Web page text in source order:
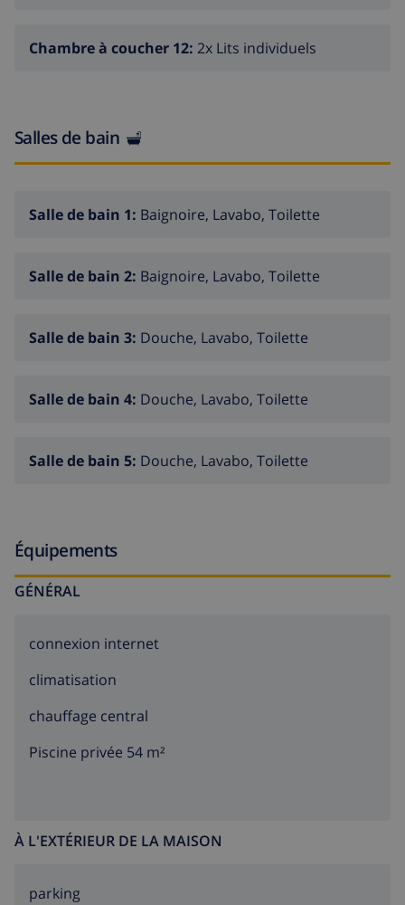
Chambre à coucher 12: 2x Lits individuels
Salles de bain
Salle de bain 1: Baignoire, Lavabo, Toilette
Salle de bain 2: Baignoire, Lavabo, Toilette
Salle de bain 3: Douche, Lavabo, Toilette
Salle de bain 4: Douche, Lavabo, Toilette
Salle de bain 5: Douche, Lavabo, Toilette
Équipements
GÉNÉRAL
connexion internet
climatisation
chauffage central
Piscine privée 54 m²
À L'EXTÉRIEUR DE LA MAISON
parking